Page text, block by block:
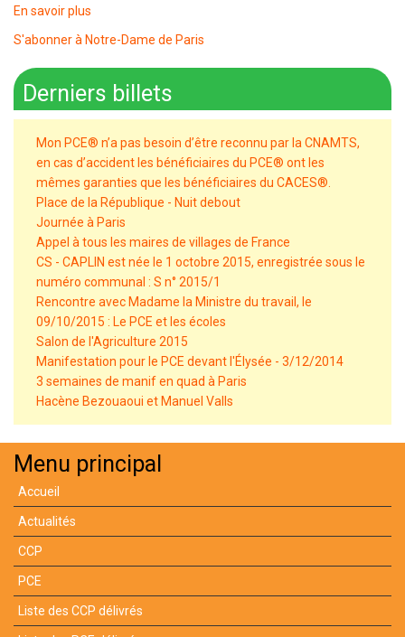
En savoir plus
PCE®
à
Notre-
de
Paris
S'abonner à Notre-Dame de Paris
Derniers billets
Mon PCE® n’a pas besoin d’être reconnu par la CNAMTS,
en cas d’accident les bénéficiaires du PCE® ont les
mêmes garanties que les bénéficiaires du CACES®.
Place de la République - Nuit debout
Journée à Paris
Appel à tous les maires de villages de France
CS - CAPLIN est née le 1 octobre 2015, enregistrée sous le
numéro communal : S n° 2015/1
Rencontre avec Madame la Ministre du travail, le
09/10/2015 : Le PCE et les écoles
Salon de l'Agriculture 2015
Manifestation pour le PCE devant l'Élysée - 3/12/2014
3 semaines de manif en quad à Paris
Hacène Bezouaoui et Manuel Valls
Menu principal
Accueil
Actualités
CCP
PCE
Liste des CCP délivrés